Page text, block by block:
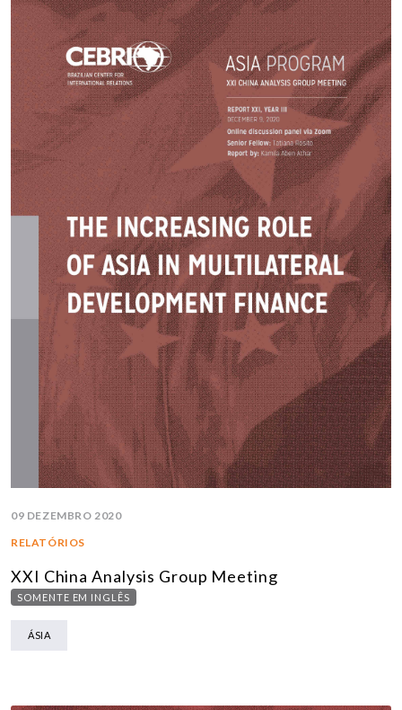
09 DEZEMBRO 2020
RELATÓRIOS
XXI China Analysis Group Meeting
SOMENTE EM INGLÊS
ÁSIA